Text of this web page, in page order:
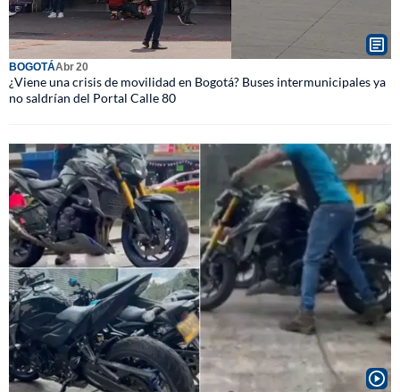
BOGOTÁAbr 20
¿Viene una crisis de movilidad en Bogotá? Buses intermunicipales ya
no saldrían del Portal Calle 80